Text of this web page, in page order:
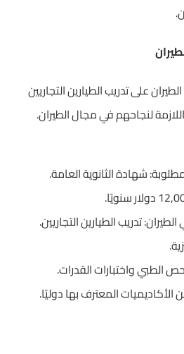
على تدريب الطيارين التجاريين
لنجاحهم في مجال الطيران.
شهادة الثانوية العامة.
تدريب الطيارين التجاريين.
الطبي واختبارات القدرات.
المعترف بها دوليًا.